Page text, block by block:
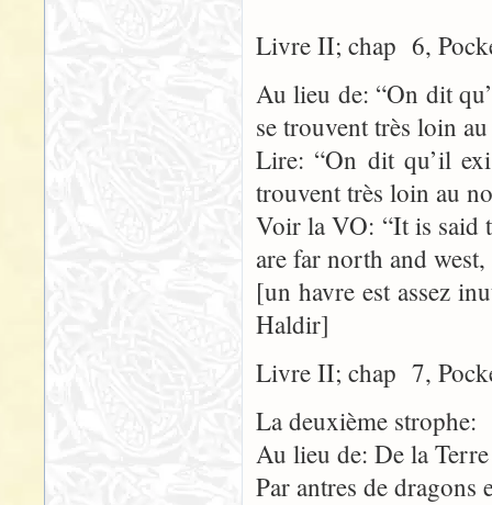
Livre II; chap 6,
Au lieu de: “On dit
se trouvent très loin
Lire: “On dit qu’il
trouvent très loin au
Voir la VO: “It is said
are far north and
[un havre est assez
Haldir]
Livre II; chap 7,
La deuxième strophe:
Au lieu de: De la
Par antres de dragons